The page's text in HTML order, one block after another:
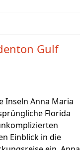
Gulf
Inseln Anna Maria
Florida
Einblick in die